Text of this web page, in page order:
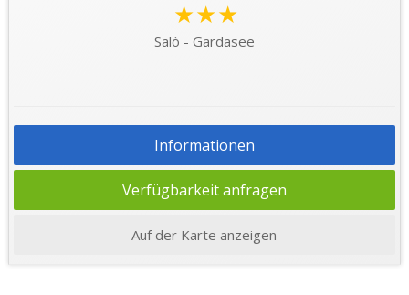
★★★
Salò - Gardasee
Informationen
Verfügbarkeit anfragen
Auf der Karte anzeigen